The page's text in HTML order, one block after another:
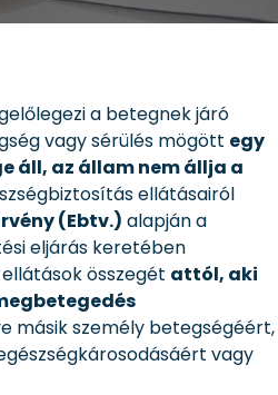
a betegnek járó
vagy sérülés mögött egy
áll, az állam nem állja a
ellátásairól
(Ebtv.) alapján a
eljárás keretében
összegét attól, aki
másik személy betegségéért,
vagy